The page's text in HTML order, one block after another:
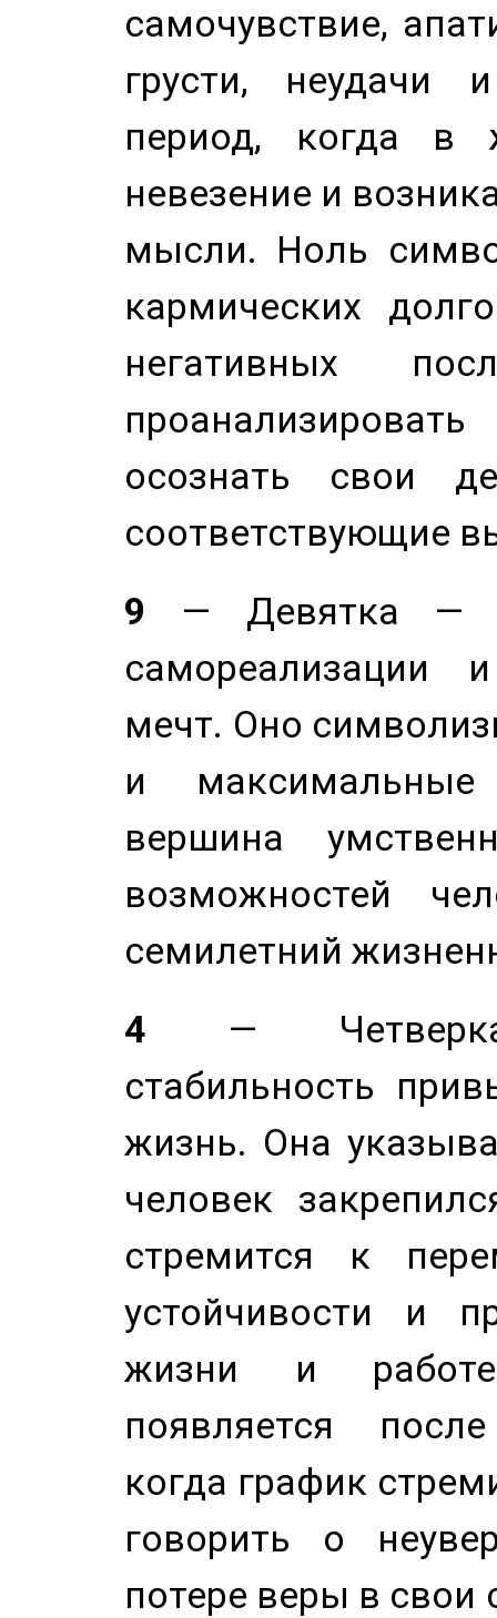
самочувствие,
грусти, неудачи
период, когда в
невезение и
мысли. Ноль
кармических
негативных
осознать свои
соответствующие
9 — Девятка —
самореализации
мечт. Оно
и
вершина
возможностей
семилетний
4 — Четверка
стабильность
жизнь. Она
человек
стремится к
устойчивости и
жизни и
появляется
когда график
говорить о
потере веры в свои